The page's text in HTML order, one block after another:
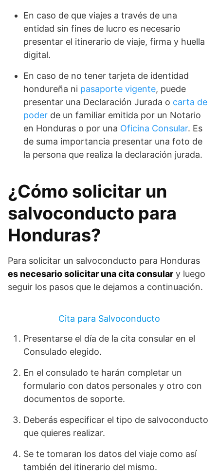
En caso de que viajes a través de una
entidad sin fines de lucro es necesario
presentar el itinerario de viaje, firma y huella
digital.
En caso de no tener tarjeta de identidad
hondureña ni pasaporte vigente, puede
presentar una Declaración Jurada o carta de
poder de un familiar emitida por un Notario
en Honduras o por una Oficina Consular. Es
de suma importancia presentar una foto de
la persona que realiza la declaración jurada.
¿Cómo solicitar un
salvoconducto para
Honduras?
Para solicitar un salvoconducto para Honduras
es necesario solicitar una cita consular y luego
seguir los pasos que le dejamos a continuación.
Cita para Salvoconducto
Presentarse el día de la cita consular en el
Consulado elegido.
En el consulado te harán completar un
formulario con datos personales y otro con
documentos de soporte.
Deberás especificar el tipo de salvoconducto
que quieres realizar.
Se te tomaran los datos del viaje como así
también del itinerario del mismo.